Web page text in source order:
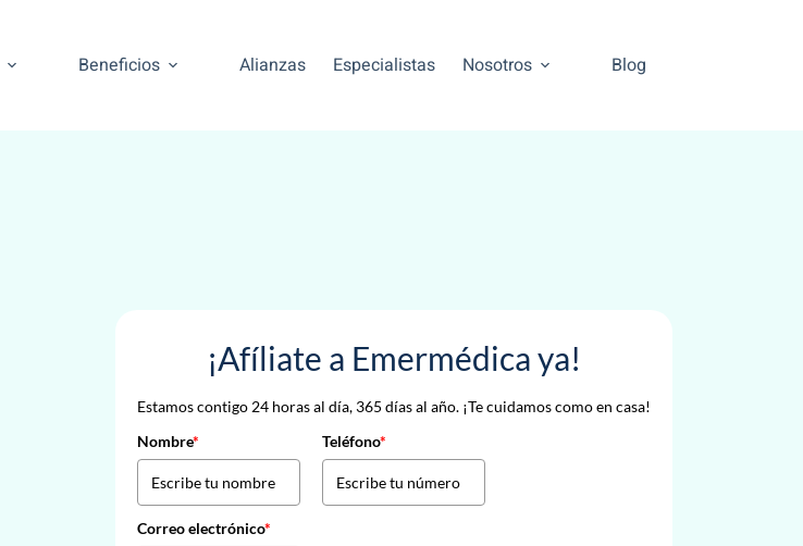
Beneficios Alianzas Especialistas Nosotros Blog
¡Afíliate a Emermédica ya!
Estamos contigo 24 horas al día, 365 días al año. ¡Te cuidamos como en casa!
Nombre* Teléfono*
Correo electrónico*